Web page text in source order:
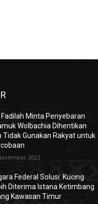
Minta Penyebaran
Wolbachia Dihentikan
Tidak Gunakan Rakyat untuk
2023
Federal Solusi: Kucing
Diterima Istana Ketimbang
Kawasan Timur